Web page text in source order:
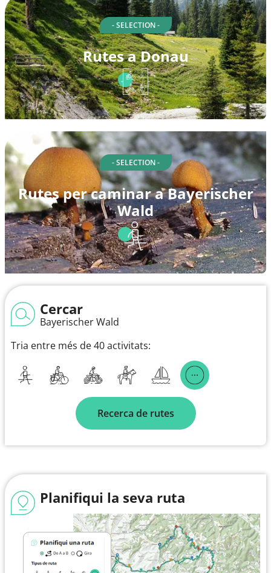
- SELECTION -
Rutes a Donau
- SELECTION -
Rutes per caminar a Bayerischer
Wald
Cercar
Bayerischer Wald
Tria entre més de 40 activitats:
Recerca de rutes
Planifiqui la seva ruta